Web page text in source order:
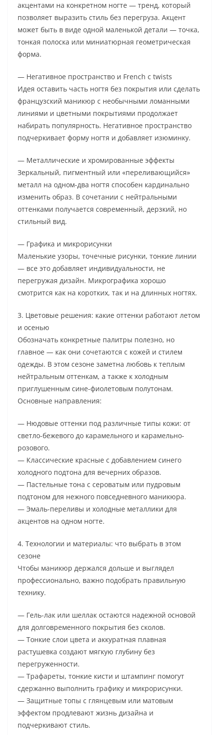
акцентами на конкретном ногте — тренд, который
позволяет выразить стиль без перегруза. Акцент
может быть в виде одной маленькой детали — точка,
тонкая полоска или миниатюрная геометрическая
форма.
— Негативное пространство и French с twists
Идея оставить часть ногтя без покрытия или сделать
французский маникюр с необычными ломанными
линиями и цветными покрытиями продолжает
набирать популярность. Негативное пространство
подчеркивает форму ногтя и добавляет изюминку.
— Металлические и хромированные эффекты
Зеркальный, пигментный или «переливающийся»
металл на одном-два ногтя способен кардинально
изменить образ. В сочетании с нейтральными
оттенками получается современный, дерзкий, но
стильный вид.
— Графика и микрорисунки
Маленькие узоры, точечные рисунки, тонкие линии
— все это добавляет индивидуальности, не
перегружая дизайн. Микрографика хорошо
смотрится как на коротких, так и на длинных ногтях.
3. Цветовые решения: какие оттенки работают летом
и осенью
Обозначать конкретные палитры полезно, но
главное — как они сочетаются с кожей и стилем
одежды. В этом сезоне заметна любовь к теплым
нейтральным оттенкам, а также к холодным
приглушенным сине-фиолетовым полутонам.
Основные направления:
— Нюдовые оттенки под различные типы кожи: от
светло-бежевого до карамельного и карамельно-
розового.
— Классические красные с добавлением синего
холодного подтона для вечерних образов.
— Пастельные тона с сероватым или пудровым
подтоном для нежного повседневного маникюра.
— Эмаль-переливы и холодные металлики для
акцентов на одном ногте.
4. Технологии и материалы: что выбрать в этом
сезоне
Чтобы маникюр держался дольше и выглядел
профессионально, важно подобрать правильную
технику.
— Гель-лак или шеллак остаются надежной основой
для долговременного покрытия без сколов.
— Тонкие слои цвета и аккуратная плавная
растушевка создают мягкую глубину без
перегруженности.
— Трафареты, тонкие кисти и штампинг помогут
сдержанно выполнить графику и микрорисунки.
— Защитные топы с глянцевым или матовым
эффектом продлевают жизнь дизайна и
подчеркивают стиль.